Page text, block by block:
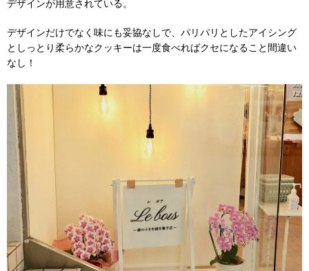
デザインが用意されている。
デザインだけでなく味にも妥協なしで、パリパリとしたアイシング
としっとり柔らかなクッキーは一度食べればクセになること間違い
なし！